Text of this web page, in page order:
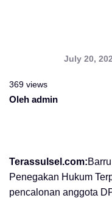
July 20,
369 views
Oleh admin
Terassulsel.com:
Penegakan Hukum
pencalonan anggota